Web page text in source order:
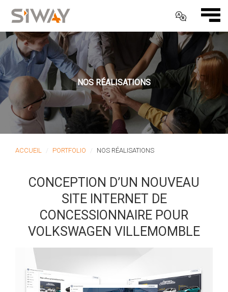
NOS RÉALISATIONS
ACCUEIL PORTFOLIO NOS RÉALISATIONS
CONCEPTION D’UN NOUVEAU
SITE INTERNET DE
CONCESSIONNAIRE POUR
VOLKSWAGEN VILLEMOMBLE